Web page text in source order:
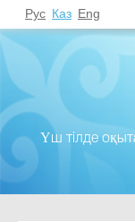
Рус Каз Eng
Үш тілде